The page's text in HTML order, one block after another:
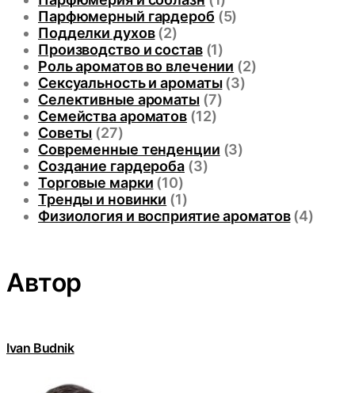
Парфюмерный гардероб (5)
Подделки духов(2)
Производство и состав(1)
Роль ароматов во влечении (2)
Сексуальность и ароматы(3)
Селективные ароматы(7)
Семейства ароматов(12)
Советы (27)
Современные тенденции (3)
Создание гардероба(3)
Торговые марки (10)
Тренды и новинки (1)
Физиология и восприятие ароматов(4)
Автор
Ivan Budnik